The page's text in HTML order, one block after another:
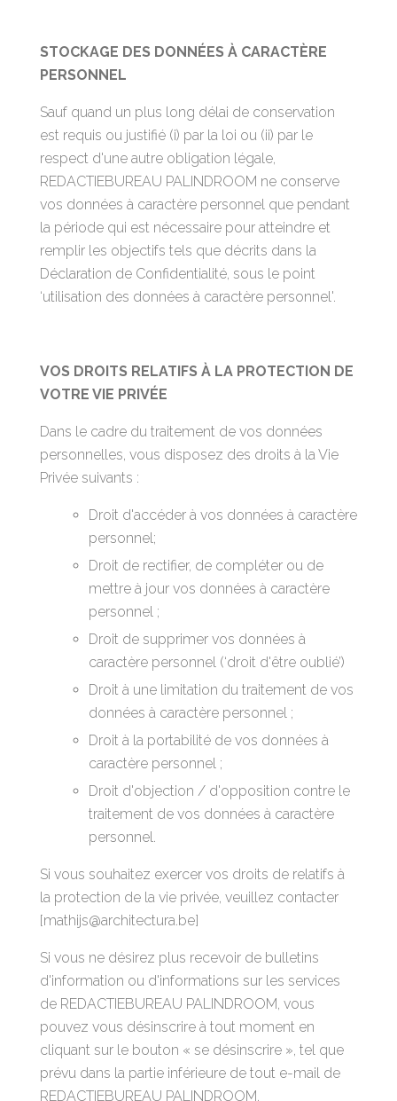
STOCKAGE DES DONNÉES À CARACTÈRE
PERSONNEL
Sauf quand un plus long délai de conservation
est requis ou justifié (i) par la loi ou (ii) par le
respect d'une autre obligation légale,
REDACTIEBUREAU PALINDROOM ne conserve
vos données à caractère personnel que pendant
la période qui est nécessaire pour atteindre et
remplir les objectifs tels que décrits dans la
Déclaration de Confidentialité, sous le point
‘utilisation des données à caractère personnel'.
VOS DROITS RELATIFS À LA PROTECTION DE
VOTRE VIE PRIVÉE
Dans le cadre du traitement de vos données
personnelles, vous disposez des droits à la Vie
Privée suivants :
Droit d'accéder à vos données à caractère
personnel;
Droit de rectifier, de compléter ou de
mettre à jour vos données à caractère
personnel ;
Droit de supprimer vos données à
caractère personnel (‘droit d'être oublié’)
Droit à une limitation du traitement de vos
données à caractère personnel ;
Droit à la portabilité de vos données à
caractère personnel ;
Droit d'objection / d'opposition contre le
traitement de vos données à caractère
personnel.
Si vous souhaitez exercer vos droits de relatifs à
la protection de la vie privée, veuillez contacter
[mathijs@architectura.be]
Si vous ne désirez plus recevoir de bulletins
d'information ou d'informations sur les services
de REDACTIEBUREAU PALINDROOM, vous
pouvez vous désinscrire à tout moment en
cliquant sur le bouton « se désinscrire », tel que
prévu dans la partie inférieure de tout e-mail de
REDACTIEBUREAU PALINDROOM.